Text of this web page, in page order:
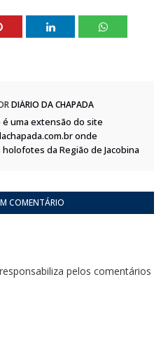
DIÁRIO DA CHAPADA
é uma extensão do site
onde
da Região de Jacobina
COMENTÁRIO
pelos comentários